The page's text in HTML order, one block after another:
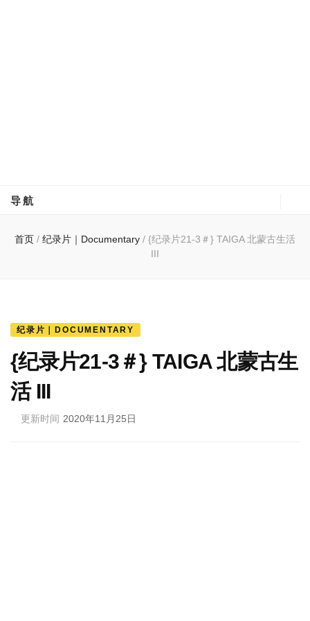
导航
首页 / 纪录片｜Documentary / {纪录片21-3＃} TAIGA 北蒙古生活
III
纪录片｜DOCUMENTARY
{纪录片21-3＃} TAIGA 北蒙古生
活 III
更新时间 2020年11月25日